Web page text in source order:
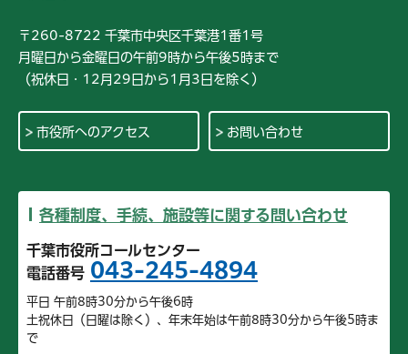
〒260-8722 千葉市中央区千葉港1番1号
月曜日から金曜日の午前9時から午後5時まで
（祝休日・12月29日から1月3日を除く）
市役所へのアクセス お問い合わせ
各種制度、手続、施設等に関する問い合わせ
千葉市役所コールセンター
電話番号 043-245-4894
平日 午前8時30分から午後6時
土祝休日（日曜は除く）、年末年始は午前8時30分から午後5時ま
で